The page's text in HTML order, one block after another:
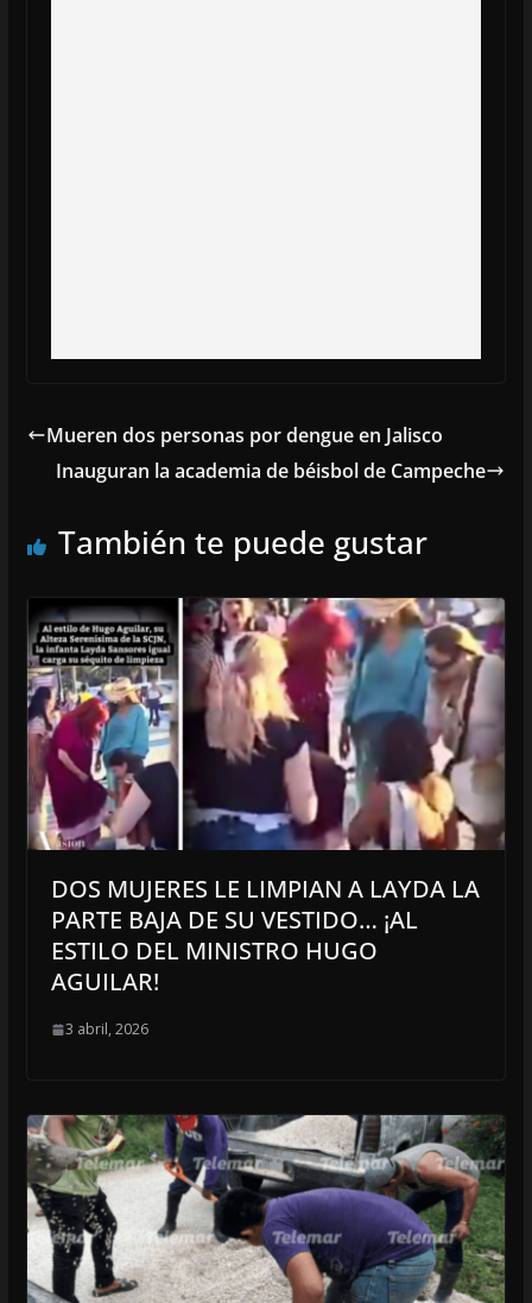
Mueren dos personas por dengue en Jalisco
Inauguran la academia de béisbol de Campeche
También te puede gustar
DOS MUJERES LE LIMPIAN A LAYDA LA
PARTE BAJA DE SU VESTIDO… ¡AL
ESTILO DEL MINISTRO HUGO
AGUILAR!
3 abril, 2026